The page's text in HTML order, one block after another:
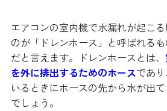
エアコンの室内機で水漏れが起こ
のが「ドレンホース」と呼ばれる
だと言えます。ドレンホースとは、
を外に排出するためのホースであ
いるときにホースの先から水が出
でしょう。